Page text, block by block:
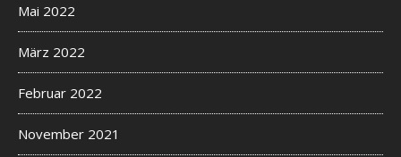
Mai 2022
März 2022
Februar 2022
November 2021